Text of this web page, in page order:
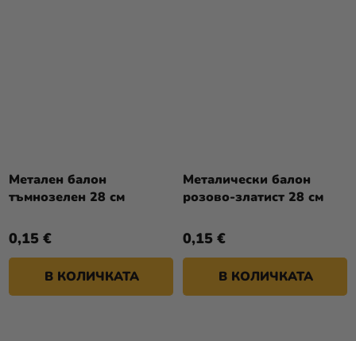
Метален балон
тъмнозелен 28 см
0,15 €
В КОЛИЧКАТА
Металически балон
розово-златист 28 см
0,15 €
В КОЛИЧКАТА